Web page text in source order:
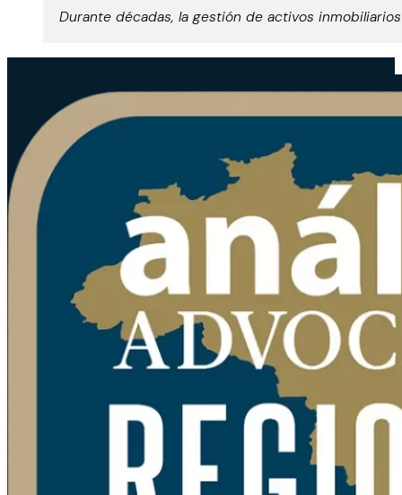
Durante décadas, la gestión de activos